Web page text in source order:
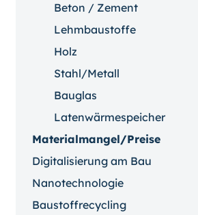
Beton / Zement
Lehmbaustoffe
Holz
Stahl/Metall
Bauglas
Latenwärmespeicher
Materialmangel/Preise
Digitalisierung am Bau
Nanotechnologie
Baustoffrecycling